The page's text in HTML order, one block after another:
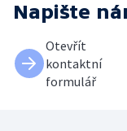
Napište
Otevřít
kontaktní
formulář